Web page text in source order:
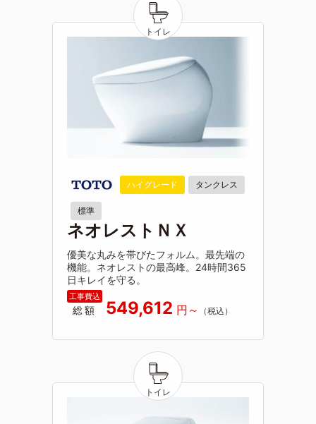
ハイグレード タンクレス
標準
ネオレストＮＸ
優美な丸みを帯びたフォルム。最先端の
機能。ネオレストの最高峰。24時間365
日キレイを守る。
総額 549,612